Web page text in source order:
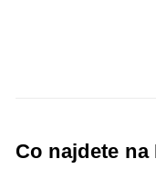
Co najdete